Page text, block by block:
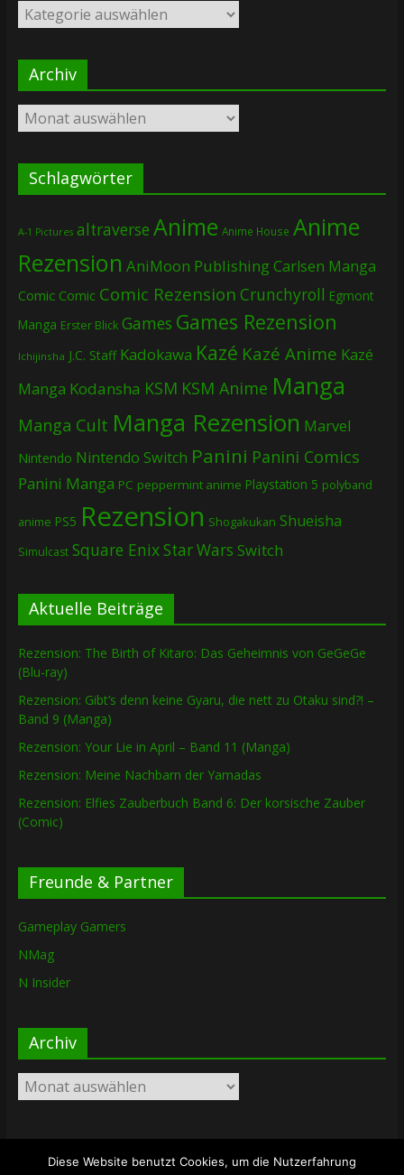
Kategorien
Archiv
Archiv
Schlagwörter
A-1 Pictures altraverse Anime Anime House Anime
Rezension AniMoon PublishingCarlsen Manga
Comic Comic Comic Rezension Crunchyroll Egmont
Manga Erster Blick Games Games Rezension
Ichijinsha J.C. Staff Kadokawa Kazé Kazé Anime Kazé
Manga Kodansha KSM KSM Anime Manga
Manga Cult Manga Rezension Marvel
Nintendo Nintendo Switch Panini Panini Comics
Panini Manga PC peppermint anime Playstation 5 polyband
anime PS5 Rezension Shogakukan Shueisha
Simulcast Square EnixStar Wars Switch
Aktuelle Beiträge
Rezension: The Birth of Kitaro: Das Geheimnis von GeGeGe
(Blu-ray)
Rezension: Gibt’s denn keine Gyaru, die nett zu Otaku sind?! –
Band 9 (Manga)
Rezension: Your Lie in April – Band 11 (Manga)
Rezension: Meine Nachbarn der Yamadas
Rezension: Elfies Zauberbuch Band 6: Der korsische Zauber
(Comic)
Freunde & Partner
Gameplay Gamers
NMag
N Insider
Archiv
Archiv
Diese Website benutzt Cookies, um die Nutzerfahrung